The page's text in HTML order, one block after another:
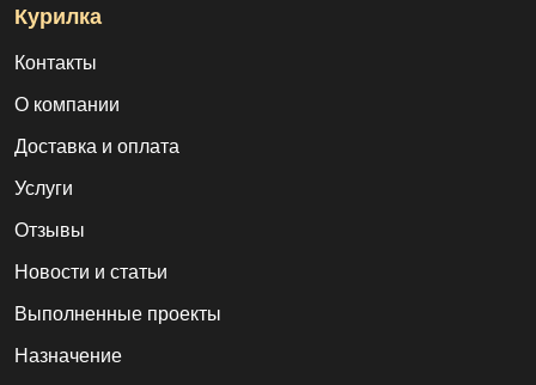
Курилка
Контакты
О компании
Доставка и оплата
Услуги
Отзывы
Новости и статьи
Выполненные проекты
Назначение